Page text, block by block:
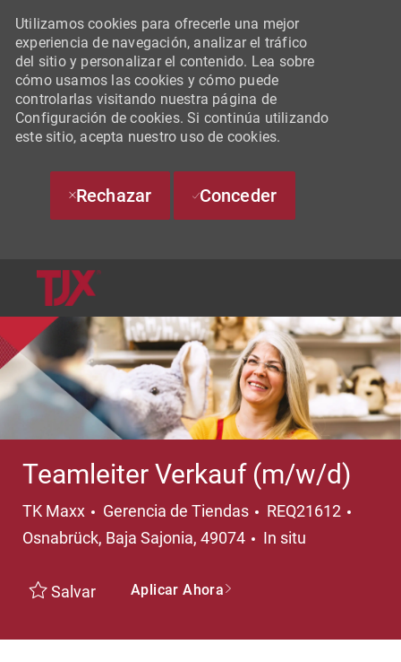
Utilizamos cookies para ofrecerle una mejor
experiencia de navegación, analizar el tráfico
del sitio y personalizar el contenido. Lea sobre
cómo usamos las cookies y cómo puede
controlarlas visitando nuestra página de
Configuración de cookies. Si continúa utilizando
este sitio, acepta nuestro uso de cookies.
Rechazar Conceder
Teamleiter Verkauf (m/w/d)
TK Maxx Categoría
Gerencia de Tiendas REQ21612
Osnabrück, Baja Sajonia, 49074
In situ
Salvar Aplicar Ahora